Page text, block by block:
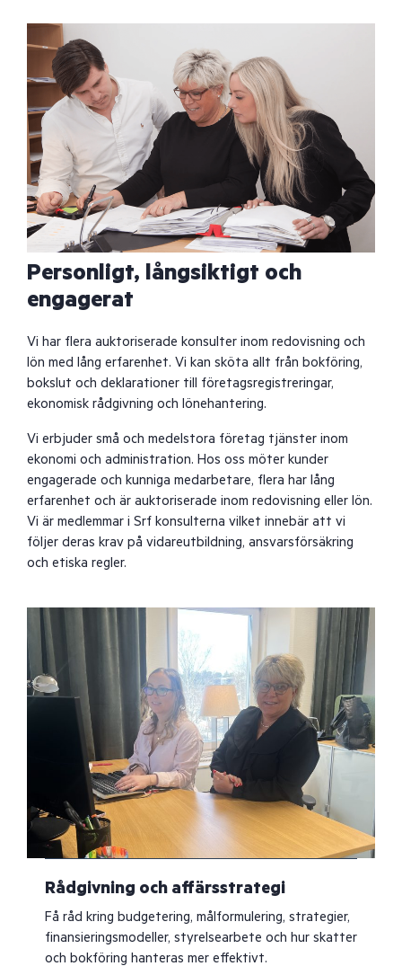
Personligt, långsiktigt och
engagerat
Vi har flera auktoriserade konsulter inom redovisning och
lön med lång erfarenhet. Vi kan sköta allt från bokföring,
bokslut och deklarationer till företagsregistreringar,
ekonomisk rådgivning och lönehantering.
Vi erbjuder små och medelstora företag tjänster inom
ekonomi och administration. Hos oss möter kunder
engagerade och kunniga medarbetare, flera har lång
erfarenhet och är auktoriserade inom redovisning eller lön.
Vi är medlemmar i Srf konsulterna vilket innebär att vi
följer deras krav på vidareutbildning, ansvarsförsäkring
och etiska regler.
Rådgivning och affärsstrategi
Få råd kring budgetering, målformulering, strategier,
finansieringsmodeller, styrelsearbete och hur skatter
och bokföring hanteras mer effektivt.